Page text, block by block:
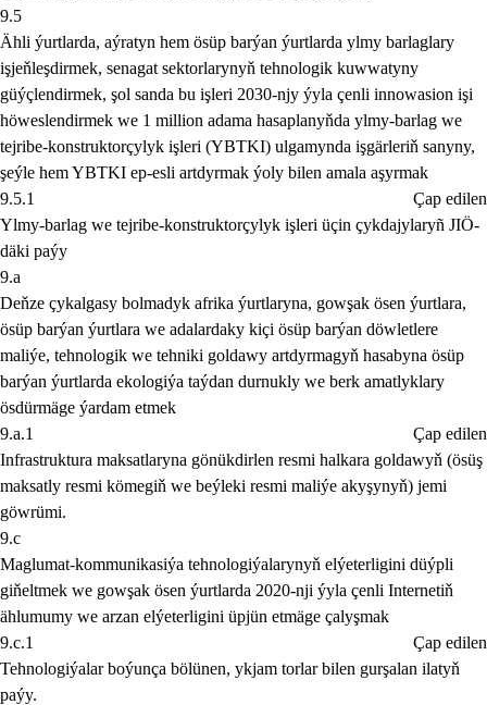
9.5
Ähli ýurtlarda, aýratyn hem ösüp barýan ýurtlarda ylmy barlaglary
işjeňleşdirmek, senagat sektorlarynyň tehnologik kuwwatyny
güýçlendirmek, şol sanda bu işleri 2030-njy ýyla çenli innowasion işi
höweslendirmek we 1 million adama hasaplanyňda ylmy-barlag we
tejribe-konstruktorçylyk işleri (YBTKI) ulgamynda işgärleriň sanyny,
şeýle hem YBTKI ep-esli artdyrmak ýoly bilen amala aşyrmak
9.5.1
Çap edilen
Ylmy-barlag we tejribe-konstruktorçylyk işleri üçin çykdajylaryñ JIÖ-
däki paýy
9.a
Deňze çykalgasy bolmadyk afrika ýurtlaryna, gowşak ösen ýurtlara,
ösüp barýan ýurtlara we adalardaky kiçi ösüp barýan döwletlere
maliýe, tehnologik we tehniki goldawy artdyrmagyň hasabyna ösüp
barýan ýurtlarda ekologiýa taýdan durnukly we berk amatlyklary
ösdürmäge ýardam etmek
9.a.1
Çap edilen
Infrastruktura maksatlaryna gönükdirlen resmi halkara goldawyň (ösüş
maksatly resmi kömegiň we beýleki resmi maliýe akyşynyň) jemi
göwrümi.
9.c
Maglumat-kommunikasiýa tehnologiýalarynyň elýeterligini düýpli
giňeltmek we gowşak ösen ýurtlarda 2020-nji ýyla çenli Internetiň
ählumumy we arzan elýeterligini üpjün etmäge çalyşmak
9.c.1
Çap edilen
Tehnologiýalar boýunça bölünen, ykjam torlar bilen gurşalan ilatyň
paýy.